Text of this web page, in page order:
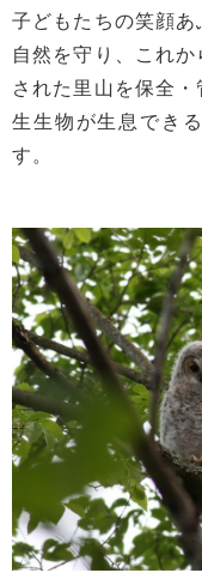
子どもたちの笑顔あ
自然を守り、これ
された里山を保全
生生物が生息でき
す。